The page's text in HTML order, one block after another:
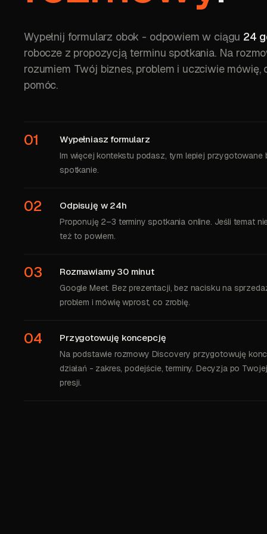
Wypełnij formularz obok - odpowiem w ciągu 24
robocze z propozycją terminu spotkania. Na
rozumiem Twój biznes, problem i uczciwie mówię,
pomóc.
01 Wypełniasz formularz
Im więcej kontekstu podasz, tym lepiej przygotowane
spotkanie.
02 Odpisuję w 24h
Proponuję 2–3 terminy spotkania online. Jeśli temat
też to powiem.
03 Rozmawiamy 30 minut
Google Meet. Bez prezentacji, bez nacisku na
problem i mówię wprost, co zrobię.
04 Przygotowuję koncepcję
Na podstawie rozmowy Discovery przygotowuję
działań - zakres, podejście, terminy. Decyzja po
presji.